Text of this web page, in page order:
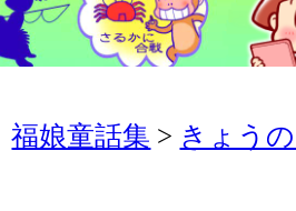
福娘童話集 > きょう